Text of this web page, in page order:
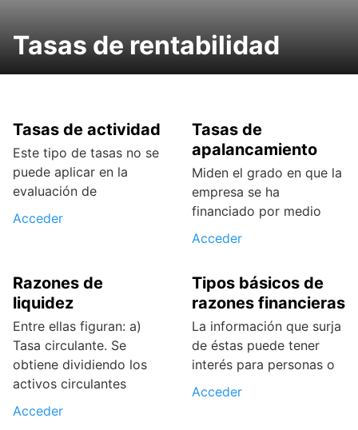
Tasas de rentabilidad
Tasas de actividad
Este tipo de tasas no se
puede aplicar en la
evaluación de
Acceder
Tasas de
apalancamiento
Miden el grado en que la
empresa se ha
financiado por medio
Acceder
Razones de
liquidez
Entre ellas figuran: a)
Tasa circulante. Se
obtiene dividiendo los
activos circulantes
Acceder
Tipos básicos de
razones financieras
La información que surja
de éstas puede tener
interés para personas o
Acceder